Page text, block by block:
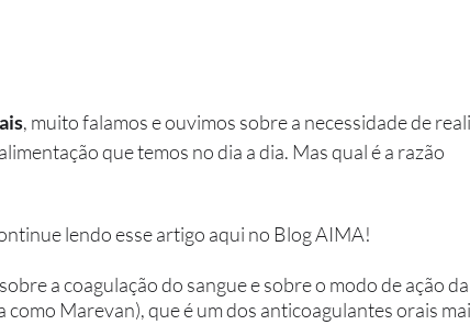
, muito falamos e ouvimos sobre a necessidade de
que temos no dia a dia. Mas qual é a razão
lendo esse artigo aqui no Blog AIMA!
a coagulação do sangue e sobre o modo de ação da
Marevan), que é um dos anticoagulantes orais